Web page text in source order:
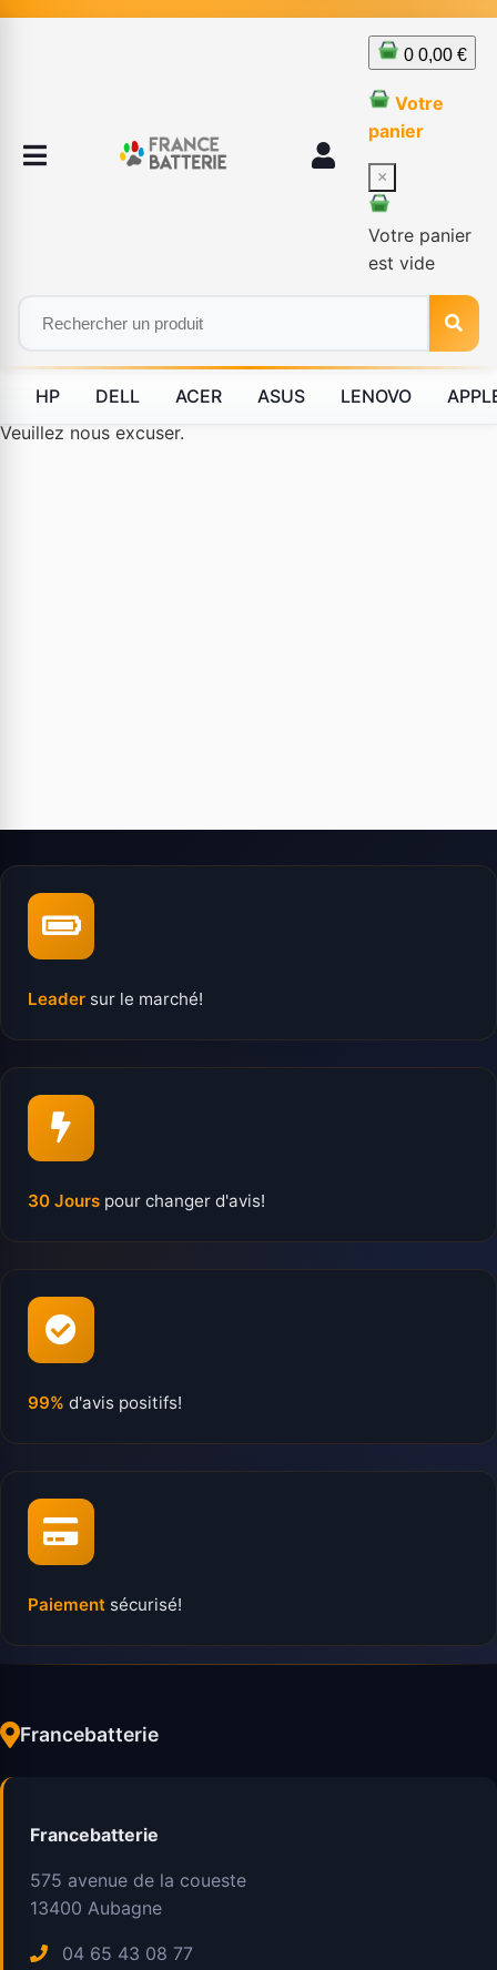
0 0,00 €
Votre
panier
×
Votre panier
est vide
HP DELL ACER ASUS LENOVO
Le produit #BLD--12232 n'est plus disponible à la vente.
Veuillez nous excuser.
Leader sur le marché!
30 Jours pour changer d'avis!
99% d'avis positifs!
Paiement sécurisé!
Francebatterie
Francebatterie
575 avenue de la coueste
13400 Aubagne
04 65 43 08 77